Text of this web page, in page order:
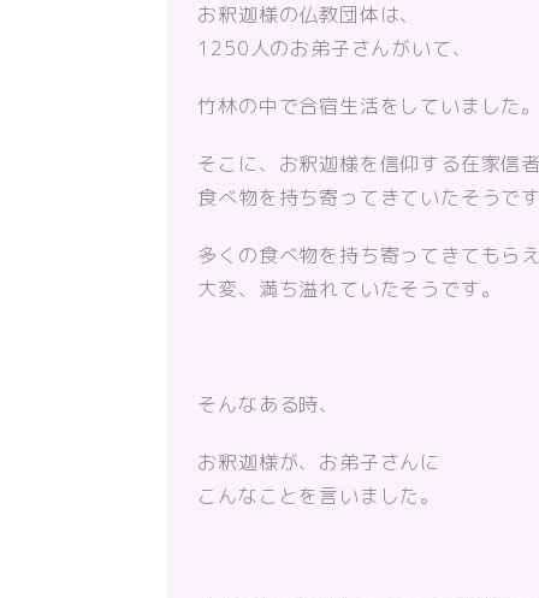
お釈迦様の仏教団体は、
1250人のお弟子さんがいて、
竹林の中で合宿生活をしていました。
そこに、お釈迦様を信仰する在家信
食べ物を持ち寄ってきていたそうです
多くの食べ物を持ち寄ってきてもら
大変、満ち溢れていたそうです。
そんなある時、
お釈迦様が、お弟子さんに
こんなことを言いました。